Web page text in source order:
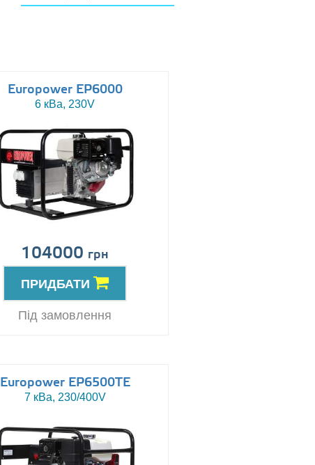
Europower EP6000
6 кВа, 230V
104000 грн
ПРИДБАТИ
Під замовлення
Europower EP6500TE
7 кВа, 230/400V